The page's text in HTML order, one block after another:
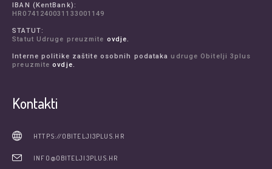
IBAN (KentBank):
HR0741240031133001149
STATUT:
Statut Udruge preuzmite ovdje.
Interne politike zaštite osobnih podataka udruge Obitelji 3plus
preuzmiteovdje.
Kontakti
HTTPS://OBITELJI3PLUS.HR
INFO@OBITELJI3PLUS.HR